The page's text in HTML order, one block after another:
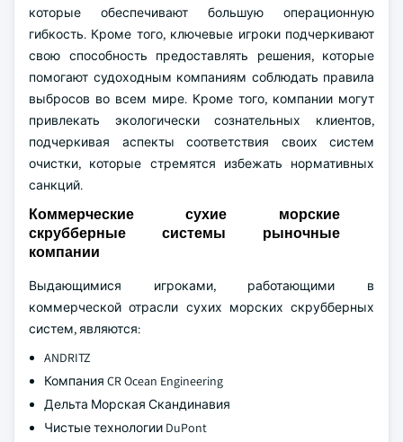
которые обеспечивают большую операционную
гибкость. Кроме того, ключевые игроки подчеркивают
свою способность предоставлять решения, которые
помогают судоходным компаниям соблюдать правила
выбросов во всем мире. Кроме того, компании могут
привлекать экологически сознательных клиентов,
подчеркивая аспекты соответствия своих систем
очистки, которые стремятся избежать нормативных
санкций.
Коммерческие сухие морские
скрубберные системы рыночные
компании
Выдающимися игроками, работающими в
коммерческой отрасли сухих морских скрубберных
систем, являются:
ANDRITZ
Компания CR Ocean Engineering
Дельта Морская Скандинавия
Чистые технологии DuPont